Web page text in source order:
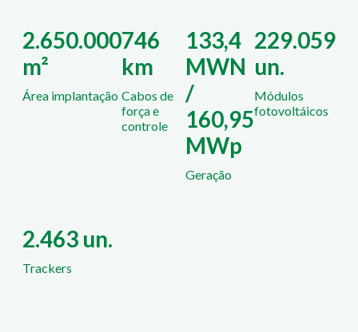
2.650.000
m²
Área implantação
746
km
Cabos de
força e
controle
133,4
MWN
/
160,95
MWp
Geração
229.059
un.
Módulos
fotovoltáicos
2.463 un.
Trackers